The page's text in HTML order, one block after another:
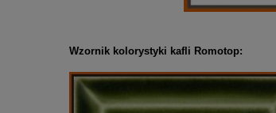
Wzornik kolorystyki kafli Romotop: